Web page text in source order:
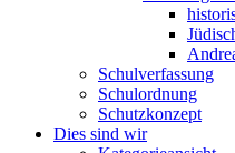
Schulverfassung
Schulordnung
Schutzkonzept
Dies sind wir